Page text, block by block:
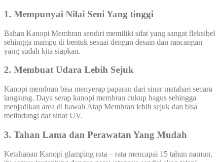
1. Mempunyai Nilai Seni Yang tinggi
Bahan Kanopi Membran sendiri memiliki sifat yang sangat fleksibel
sehingga mampu di bentuk sesuai dengan desain dan rancangan
yang sudah kita siapkan.
2. Membuat Udara Lebih Sejuk
Kanopi membran bisa menyerap paparan dari sinar matahari secara
langsung. Daya serap kanopi membran cukup bagus sehingga
menjadikan area di bawah Atap Membran lebih sejuk dan bisa
melindungi dar sinar UV.
3. Tahan Lama dan Perawatan Yang Mudah
Ketahanan Kanopi glamping rata – rata mencapai 15 tahun namun,